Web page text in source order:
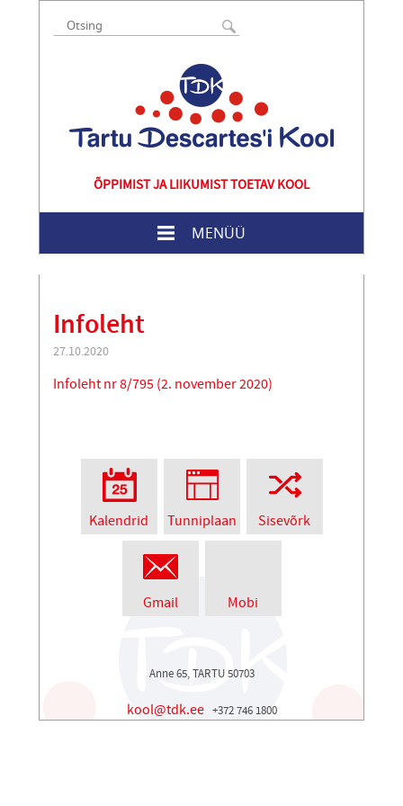
ÕPPIMIST JA LIIKUMIST TOETAV KOOL
MENÜÜ
Infoleht
27.10.2020
Infoleht nr 8/795 (2. november 2020)
Kalendrid Tunniplaan Sisevõrk
Gmail Mobi
Anne 65, TARTU 50703
kool@tdk.ee +372 746 1800